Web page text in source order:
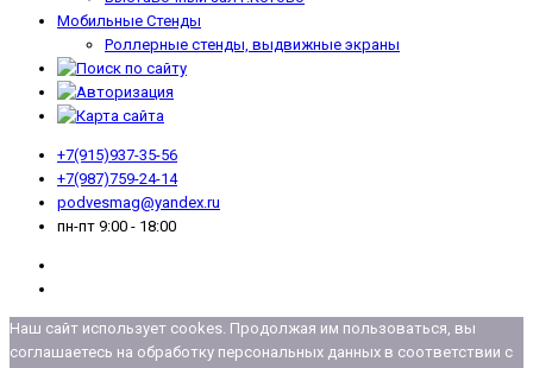
Мобильные Стенды
Роллерные стенды, выдвижные экраны
+7(915)937-35-56
+7(987)759-24-14
podvesmag@yandex.ru
пн-пт 9:00 - 18:00
Наш сайт использует cookes. Продолжая им пользоваться, вы
соглашаетесь на обработку персональных данных в соответствии с